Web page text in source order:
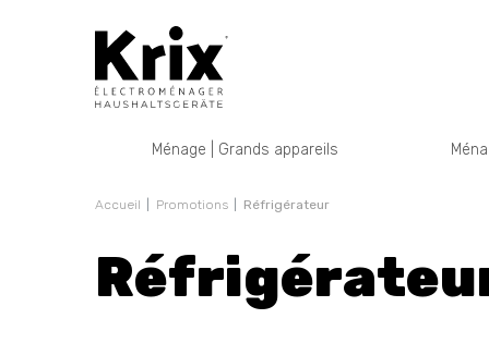
Ménage | Grands appareils
Accueil Promotions Réfrigérateur